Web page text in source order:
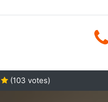
(103 votes)